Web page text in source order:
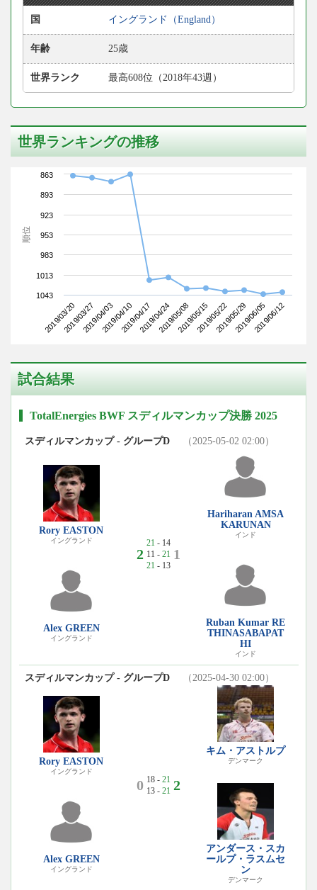
国 イングランド（England）
年齢 25歳
世界ランク 最高608位（2018年43週）
世界ランキングの推移
順位
2019/03/202019/03/272019/04/032019/04/102019/04/172019/04/242019/05/082019/05/152019/05/222019/05/292019/06/052019/06/12
863
893
923
953
983
1013
1043
試合結果
TotalEnergies BWF スディルマンカップ決勝 2025
スディルマンカップ - グループD （2025-05-02 02:00）
Rory EASTON
イングランド
Alex GREEN
イングランド
2
21 - 14
11 - 21
21 - 13
1
Hariharan AMSA
KARUNAN
インド
Ruban Kumar RE
THINASABAPAT
HI
インド
スディルマンカップ - グループD （2025-04-30 02:00）
Rory EASTON
イングランド
Alex GREEN
イングランド
0 18 - 21
13 - 21 2
キム・アストルプ
デンマーク
アンダース・スカ
ールプ・ラスムセ
ン
デンマーク